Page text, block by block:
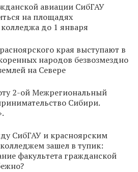
авиации СибГАУ
на площадях
до 1 января
края выступают в
народов безвозмездно
на Севере
2-ой Межрегиональный
Сибири.
СибГАУ и красноярским
зашел в тупик:
факультета гражданской